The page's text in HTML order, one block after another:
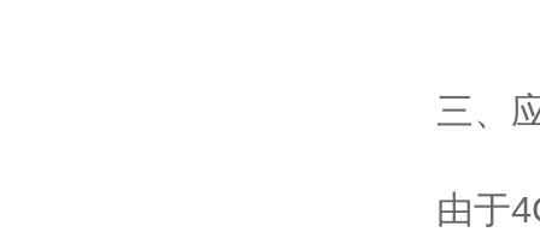
三、
由于